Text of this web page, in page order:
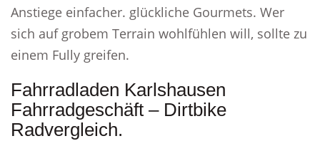
Anstiege einfacher. glückliche Gourmets. Wer
sich auf grobem Terrain wohlfühlen will, sollte zu
einem Fully greifen.
Fahrradladen Karlshausen
Fahrradgeschäft – Dirtbike
Radvergleich.